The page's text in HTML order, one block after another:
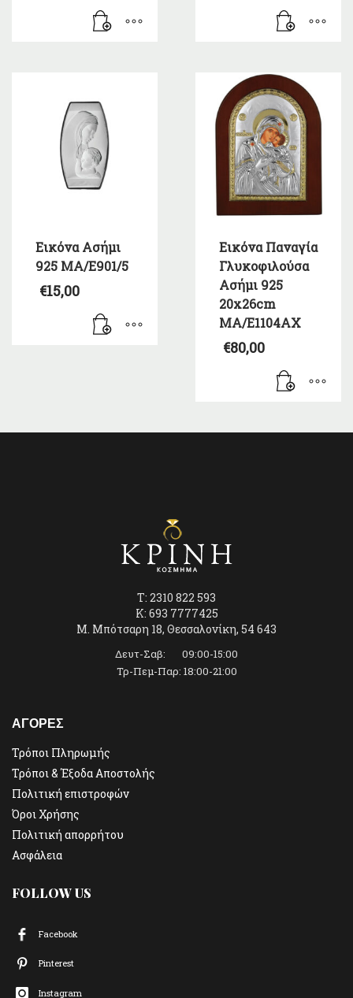
€50,00.
τρέχουσα
Εικόνα Ασήμι
925 MA/E901/5
€15,00
Εικόνα Παναγία
Γλυκοφιλούσα
Ασήμι 925
20x26cm
MA/E1104AX
€80,00
T: 2310 822 593
K: 693 7777425
Μ. Μπότσαρη 18, Θεσσαλονίκη, 54 643
Δευτ-Σαβ: 09:00-15:00
Τρ-Πεμ-Παρ: 18:00-21:00
ΑΓΟΡΕΣ
Τρόποι Πληρωμής
Τρόποι & Έξοδα Αποστολής
Πολιτική επιστροφών
Όροι Χρήσης
Πολιτική απορρήτου
Ασφάλεια
FOLLOW US
Facebook
Pinterest
Instagram